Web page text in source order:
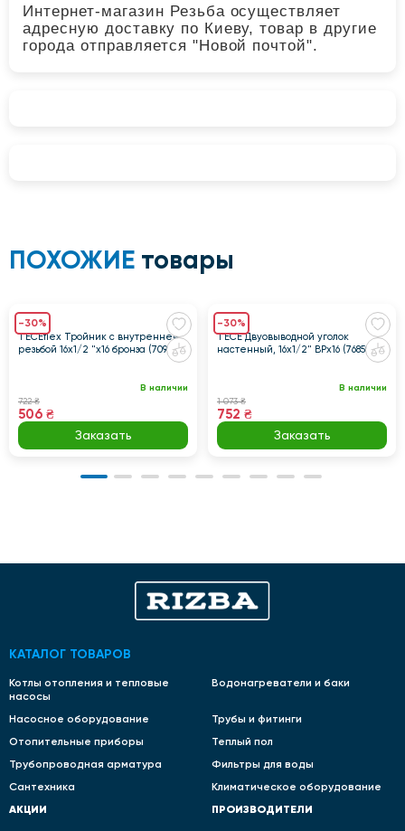
Интернет-магазин Резьба осуществляет
адресную доставку по Киеву, товар в другие
города отправляется "Новой почтой".
ПОХОЖИЕ товары
-30%
TECEflex Тройник с внутренней
резьбой 16х1/2 "х16 бронза (709801)
В наличии
722 ₴
506 ₴
Заказать
-30%
TECE Двуовыводной уголок
настенный, 16х1/2" ВРх16 (768501)
В наличии
1 073 ₴
752 ₴
Заказать
КАТАЛОГ ТОВАРОВ
Котлы отопления и тепловые
насосы
Водонагреватели и баки
Насосное оборудование
Трубы и фитинги
Отопительные приборы
Теплый пол
Трубопроводная арматура
Фильтры для воды
Сантехника
Климатическое оборудование
АКЦИИ ПРОИЗВОДИТЕЛИ